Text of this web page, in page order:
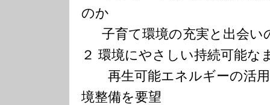
のか
子育て環境の充実と出会い
２ 環境にやさしい持続可能な
再生可能エネルギーの活用
境整備を要望